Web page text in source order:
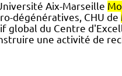
Aix-Marseille
dégénératives, CHU de
global du Centre
une activité de